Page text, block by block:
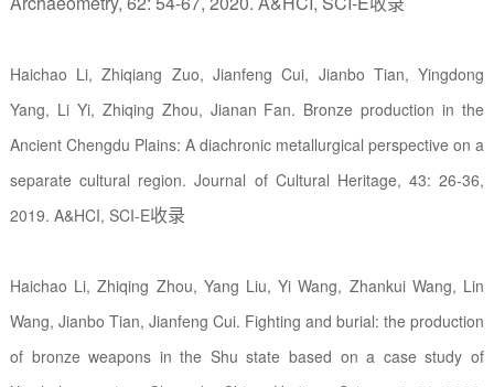
Haichao Li, Zhiqiang Zuo, Jianfeng Cui, Jianbo Tian, Yingdong
Yang, Li Yi, Zhiqing Zhou, Jianan Fan. Bronze production in the
Ancient Chengdu Plains: A diachronic metallurgical perspective on a
separate cultural region. Journal of Cultural Heritage, 43: 26-36,
2019. A&HCI, SCI-E收录
Haichao Li, Zhiqing Zhou, Yang Liu, Yi Wang, Zhankui Wang, Lin
Wang, Jianbo Tian, Jianfeng Cui. Fighting and burial: the production
of bronze weapons in the Shu state based on a case study of